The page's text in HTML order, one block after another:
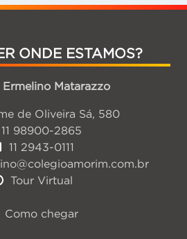
ONDE ESTAMOS?
Matarazzo
de Oliveira Sá, 580
11 98900-2865
11 2943-0111
Tour Virtual
Como chegar